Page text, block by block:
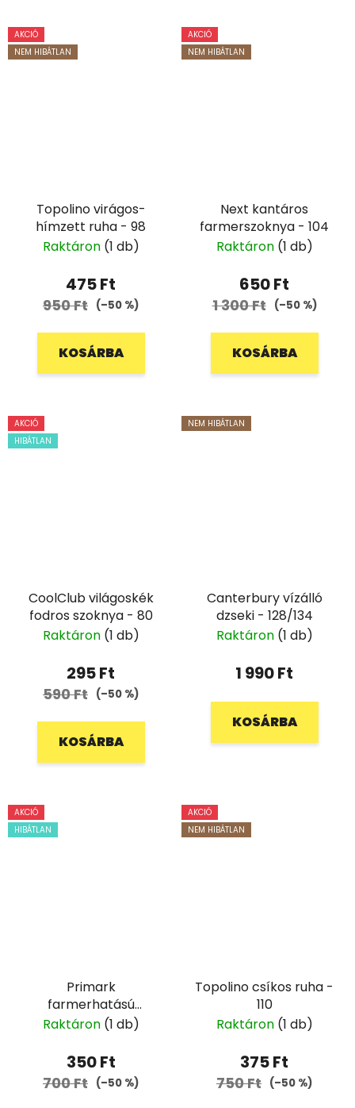
AKCIÓ
NEM HIBÁTLAN
Topolino virágos-
hímzett ruha - 98
Raktáron (1 db)
475 Ft
950 Ft (–50 %)
KOSÁRBA
AKCIÓ
NEM HIBÁTLAN
Next kantáros
farmerszoknya - 104
Raktáron (1 db)
650 Ft
1 300 Ft (–50 %)
KOSÁRBA
AKCIÓ
HIBÁTLAN
CoolClub világoskék
fodros szoknya - 80
Raktáron (1 db)
295 Ft
590 Ft (–50 %)
KOSÁRBA
NEM HIBÁTLAN
Canterbury vízálló
dzseki - 128/134
Raktáron (1 db)
1 990 Ft
KOSÁRBA
AKCIÓ
HIBÁTLAN
Primark
farmerhatású
rövidnadrág - 74
Raktáron (1 db)
350 Ft
700 Ft (–50 %)
AKCIÓ
NEM HIBÁTLAN
Topolino csíkos ruha -
110
Raktáron (1 db)
375 Ft
750 Ft (–50 %)